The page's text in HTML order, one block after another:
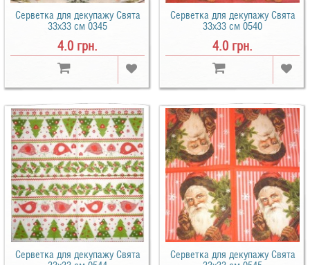
Серветка для декупажу Свята
33х33 см 0345
4.0 грн.
Серветка для декупажу Свята
33х33 см 0540
4.0 грн.
Серветка для декупажу Свята
Серветка для декупажу Свята